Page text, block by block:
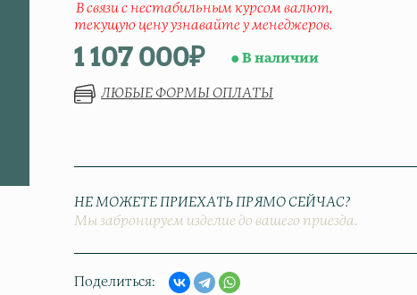
В связи с нестабильным курсом валют,
текущую цену узнавайте у менеджеров.
1 107 000₽ В наличии
ЛЮБЫЕ ФОРМЫ ОПЛАТЫ
НЕ МОЖЕТЕ ПРИЕХАТЬ ПРЯМО СЕЙЧАС?
Мы забронируем изделие до вашего приезда.
Поделиться